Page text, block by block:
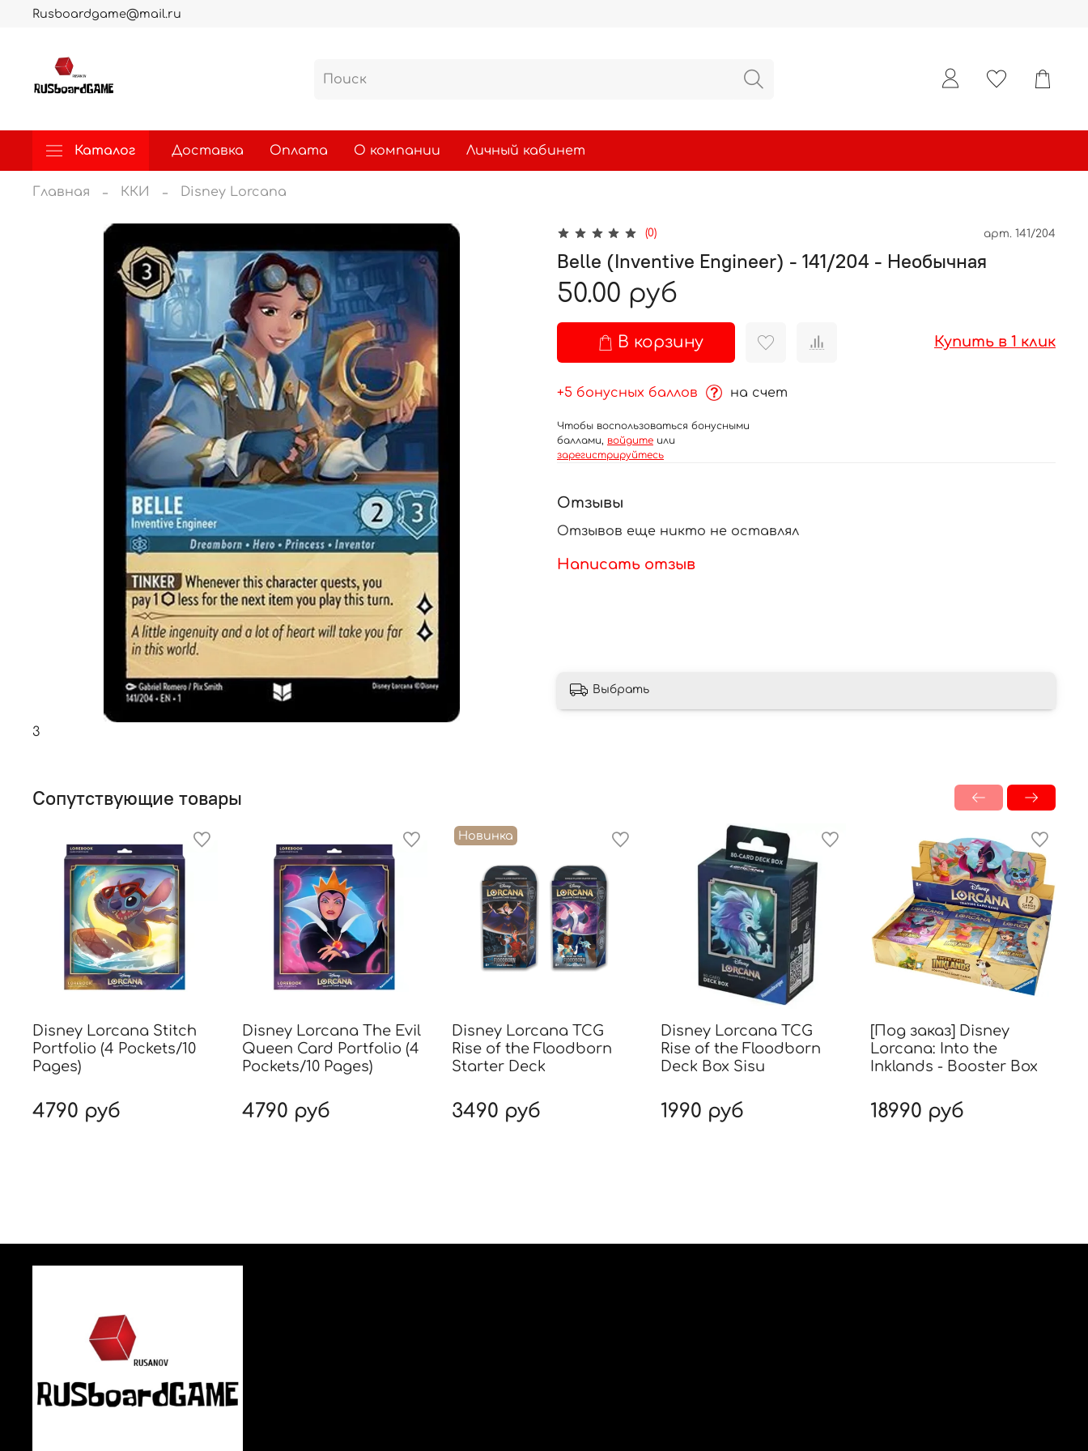
Rusboardgame@mail.ru
Каталог Доставка Оплата О компании Личный кабинет
Главная ККИ Disney Lorcana
(0) арт. 141/204
Belle (Inventive Engineer) - 141/204 - Необычная
50.00 руб
В корзину Купить в 1 клик
+5 бонусных баллов на счет
Чтобы воспользоваться бонусными
баллами, войдите или
зарегистрируйтесь
Отзывы
Отзывов еще никто не оставлял
Написать отзыв
Выбрать
3
Сопутствующие товары
Disney Lorcana Stitch
Portfolio (4 Pockets/10
Pages)
4790 руб
Disney Lorcana The Evil
Queen Card Portfolio (4
Pockets/10 Pages)
4790 руб
Новинка
Disney Lorcana TCG
Rise of the Floodborn
Starter Deck
3490 руб
Disney Lorcana TCG
Rise of the Floodborn
Deck Box Sisu
1990 руб
[Под заказ] Disney
Lorcana: Into the
Inklands - Booster Box
18990 руб